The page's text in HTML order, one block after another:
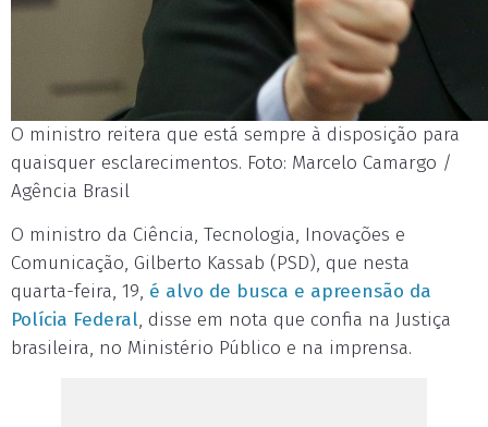
O ministro reitera que está sempre à disposição para
quaisquer esclarecimentos. Foto: Marcelo Camargo /
Agência Brasil
O ministro da Ciência, Tecnologia, Inovações e
Comunicação, Gilberto Kassab (PSD), que nesta
quarta-feira, 19, é alvo de busca e apreensão da
Polícia Federal, disse em nota que confia na Justiça
brasileira, no Ministério Público e na imprensa.